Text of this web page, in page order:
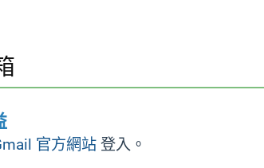
官方網站 登入。